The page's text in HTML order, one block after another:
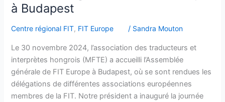
à Budapest
Centre régional FIT, FIT Europe / Sandra Mouton
Le 30 novembre 2024, l’association des traducteurs et
interprètes hongrois (MFTE) a accueilli l’Assemblée
générale de FIT Europe à Budapest, où se sont rendues les
délégations de différentes associations européennes
membres de la FIT. Notre président a inauguré la journée
générale
de
FIT
à
Budapest